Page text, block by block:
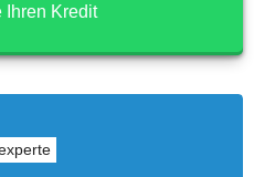
Ihren Kredit